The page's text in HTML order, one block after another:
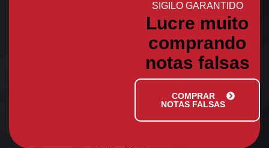
SIGILO GARANTIDO
Lucre muito
comprando
notas falsas
COMPRAR
NOTAS FALSAS